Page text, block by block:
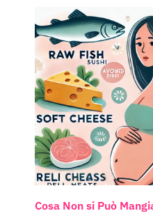
Cosa Non si Può